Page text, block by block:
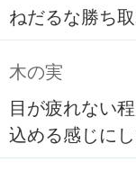
ねだるな勝ち
木の実
目が疲れない
込める感じにし